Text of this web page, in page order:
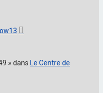
» dans Le Centre de